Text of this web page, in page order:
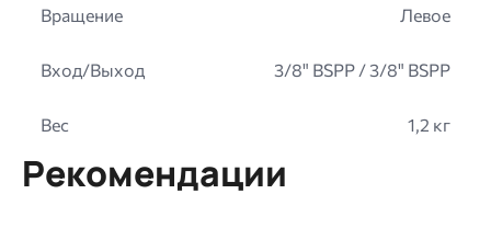
Вращение Левое
Вход/Выход 3/8" BSPP / 3/8" BSPP
Вес 1,2 кг
Рекомендации